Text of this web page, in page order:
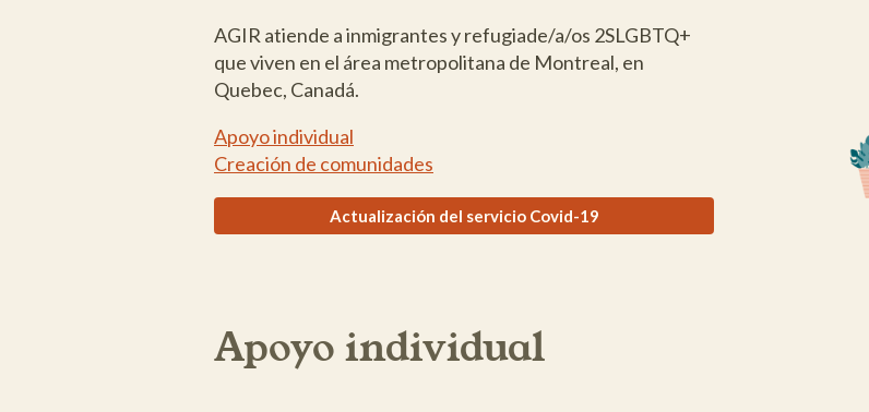
AGIR atiende a inmigrantes y refugiade/a/os 2SLGBTQ+
que viven en el área metropolitana de Montreal, en
Quebec, Canadá.
Apoyo individual
Creación de comunidades
Actualización del servicio Covid-19
Apoyo individual